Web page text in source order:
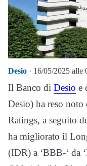
Desio · 16/05/2025 alle
Il Banco di Desio e
Desio) ha reso noto
Ratings, a seguito
ha migliorato il
(IDR) a ‘BBB-‘ da